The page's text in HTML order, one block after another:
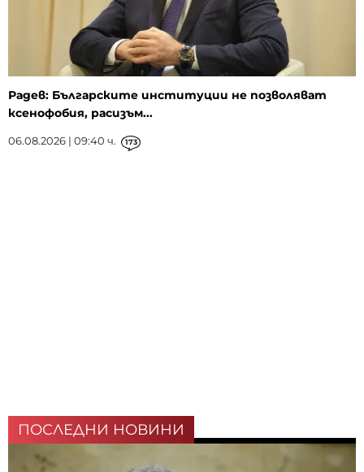
Радев: Българските институции не позволяват
ксенофобия, расизъм...
06.08.2026 | 09:40 ч. 173
ПОСЛЕДНИ НОВИНИ